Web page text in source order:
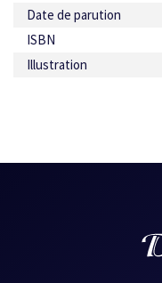
Date de parution
ISBN
Illustration